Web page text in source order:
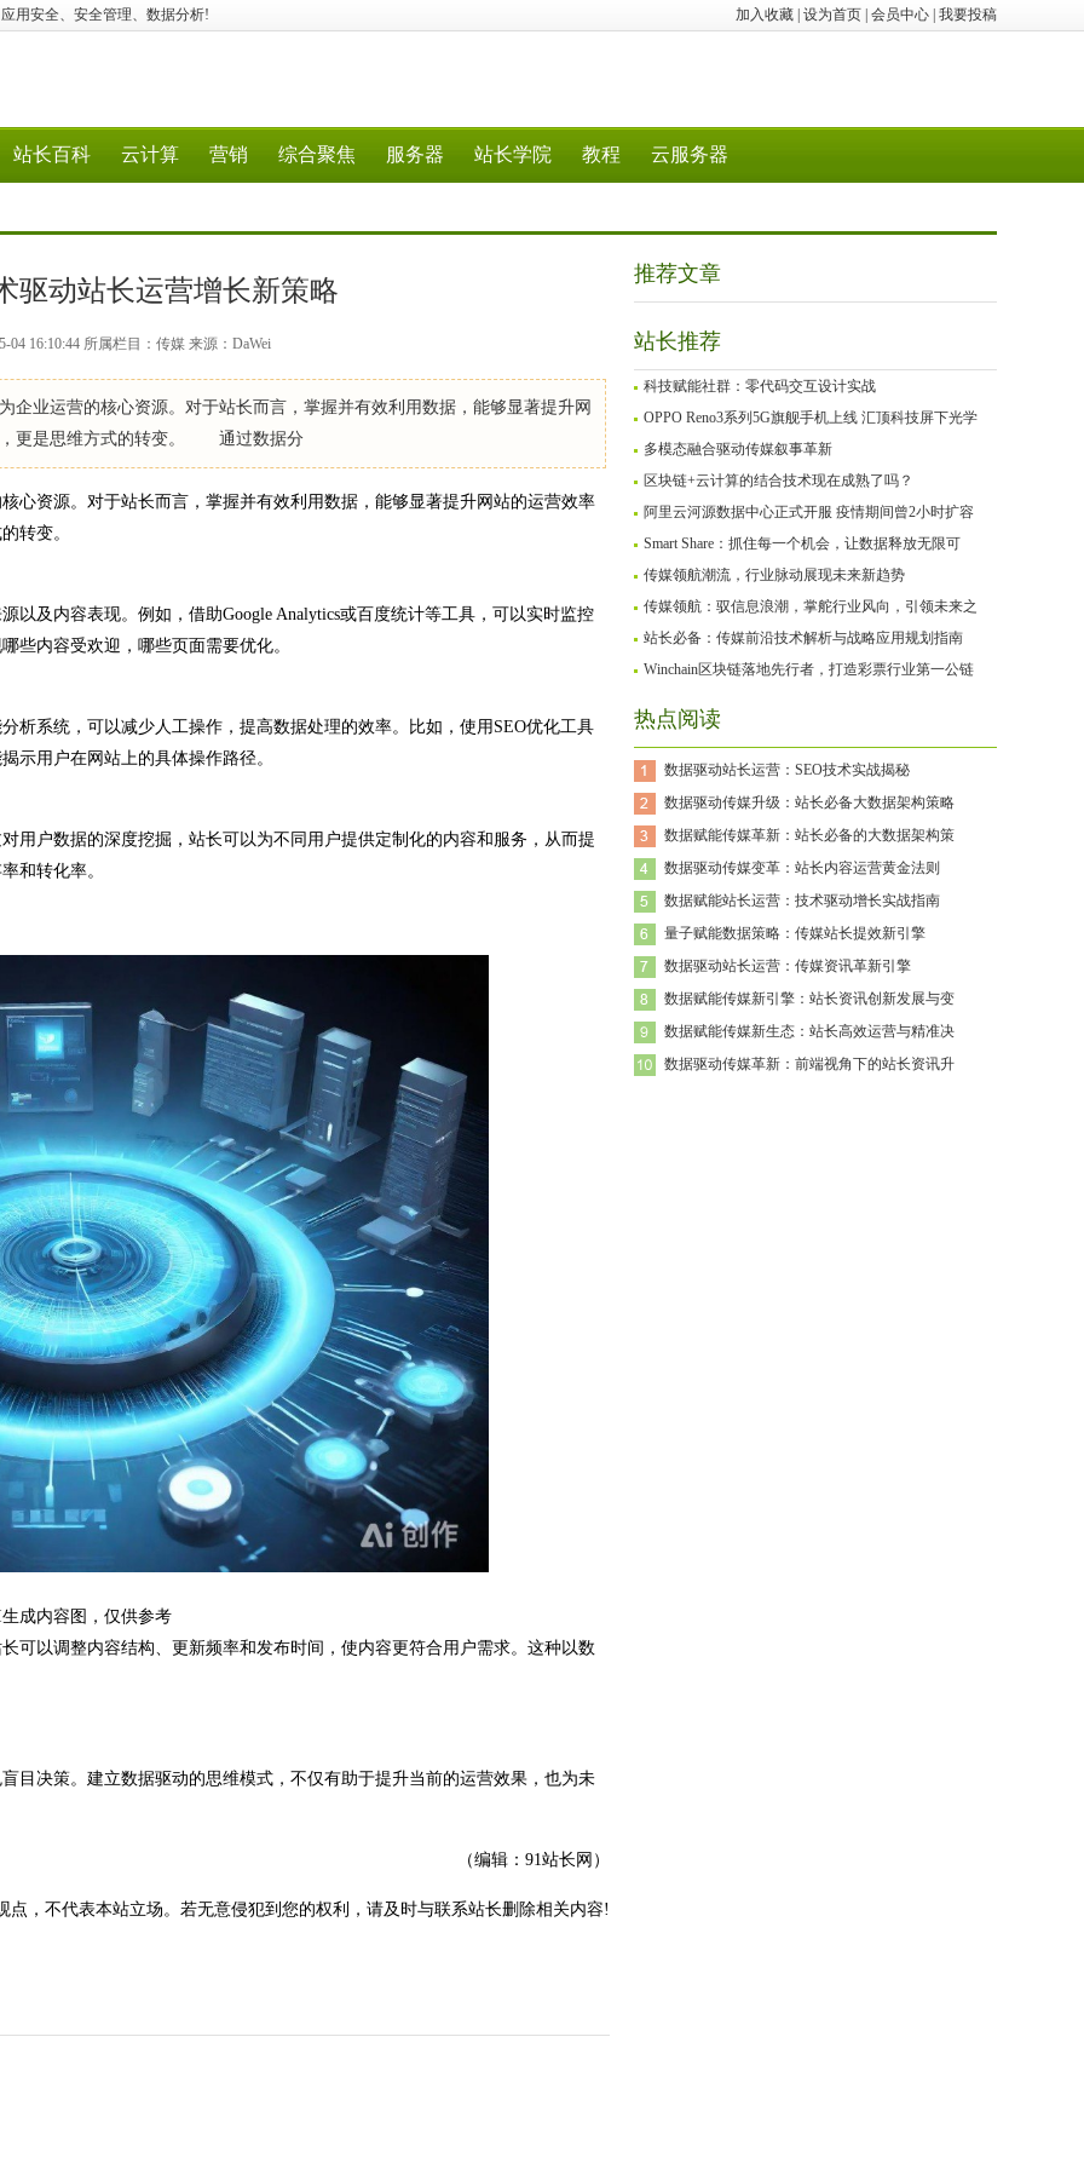
加入收藏 设为首页 会员中心 我要投稿
应用安全、安全管理、数据分析!
站长百科 云计算 营销 综合聚焦 服务器 站长学院 教程 云服务器
驱动站长运营增长新策略
04 16:10:44 所属栏目：传媒 来源：DaWei
运营的核心资源。对于站长而言，掌握并有效利用数据，能够显著提升网
，更是思维方式的转变。 通过数据分
资源。对于站长而言，掌握并有效利用数据，能够显著提升网站的运营效率
转变。
内容表现。例如，借助Google Analytics或百度统计等工具，可以实时监控
些内容受欢迎，哪些页面需要优化。
系统，可以减少人工操作，提高数据处理的效率。比如，使用SEO优化工具
示用户在网站上的具体操作路径。
户数据的深度挖掘，站长可以为不同用户提供定制化的内容和服务，从而提
和转化率。
成内容图，仅供参考
以调整内容结构、更新频率和发布时间，使内容更符合用户需求。这种以数
决策。建立数据驱动的思维模式，不仅有助于提升当前的运营效果，也为未
（编辑：91站长网）
，不代表本站立场。若无意侵犯到您的权利，请及时与联系站长删除相关内容!
推荐文章
站长推荐
科技赋能社群：零代码交互设计实战
OPPO Reno3系列5G旗舰手机上线 汇顶科技屏下光学
多模态融合驱动传媒叙事革新
区块链+云计算的结合技术现在成熟了吗？
阿里云河源数据中心正式开服 疫情期间曾2小时扩容
Smart Share：抓住每一个机会，让数据释放无限可
传媒领航潮流，行业脉动展现未来新趋势
传媒领航：驭信息浪潮，掌舵行业风向，引领未来之
站长必备：传媒前沿技术解析与战略应用规划指南
Winchain区块链落地先行者，打造彩票行业第一公链
热点阅读
数据驱动站长运营：SEO技术实战揭秘
数据驱动传媒升级：站长必备大数据架构策略
数据赋能传媒革新：站长必备的大数据架构策
数据驱动传媒变革：站长内容运营黄金法则
数据赋能站长运营：技术驱动增长实战指南
量子赋能数据策略：传媒站长提效新引擎
数据驱动站长运营：传媒资讯革新引擎
数据赋能传媒新引擎：站长资讯创新发展与变
数据赋能传媒新生态：站长高效运营与精准决
数据驱动传媒革新：前端视角下的站长资讯升